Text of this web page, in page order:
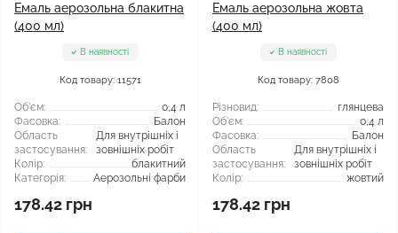
Емаль аерозольна блакитна
(400 мл)
В наявності
Код товару: 11571
Об'єм:
0,4 л
Фасовка:
Балон
Область
застосування:
Для внутрішніх і
зовнішніх робіт
Колір:
блакитний
Категорія:
Аерозольні фарби
178.42 грн
Емаль аерозольна жовта
(400 мл)
В наявності
Код товару: 7808
Різновид:
глянцева
Об'єм:
0,4 л
Фасовка:
Балон
Область
застосування:
Для внутрішніх і
зовнішніх робіт
Колір:
жовтий
178.42 грн